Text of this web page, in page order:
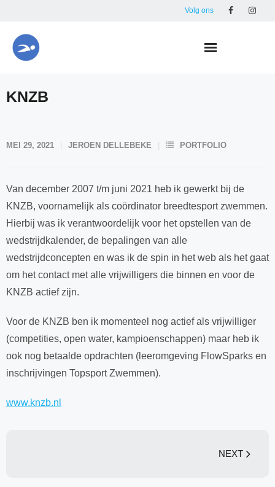
content
Volg ons
KNZB
MEI 29, 2021 JEROEN DELLEBEKE PORTFOLIO
Van december 2007 t/m juni 2021 heb ik gewerkt bij de
KNZB, voornamelijk als coördinator breedtesport zwemmen.
Hierbij was ik verantwoordelijk voor het opstellen van de
wedstrijdkalender, de bepalingen van alle
wedstrijdconcepten en was ik de spin in het web als het gaat
om het contact met alle vrijwilligers die binnen en voor de
KNZB actief zijn.
Voor de KNZB ben ik momenteel nog actief als vrijwilliger
(competities, open water, kampioenschappen) maar heb ik
ook nog betaalde opdrachten (leeromgeving FlowSparks en
inschrijvingen Topsport Zwemmen).
www.knzb.nl
NEXT